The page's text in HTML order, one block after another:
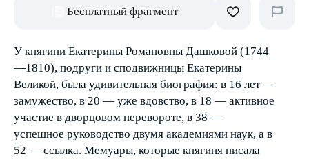
Бесплатный фрагмент
У княгини Екатерины Романовны Дашковой (1744
—1810), подруги и сподвижницы Екатерины
Великой, была удивительная биография: в 16 лет —
замужество, в 20 — уже вдовство, в 18 — активное
участие в дворцовом перевороте, в 38 —
успешное руководство двумя академиями наук, а в
52 — ссылка. Мемуары, которые княгиня писала